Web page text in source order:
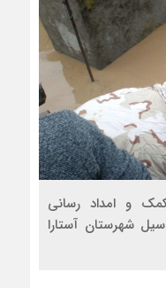
و امداد رسانی
سیل شهرستان آستارا